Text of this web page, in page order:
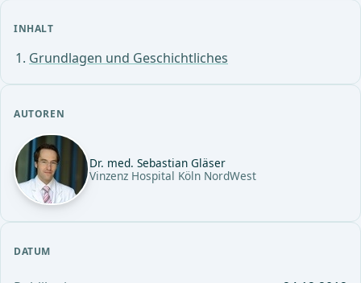
INHALT
Grundlagen und Geschichtliches
AUTOREN
Dr. med. Sebastian Gläser
Vinzenz Hospital Köln NordWest
DATUM